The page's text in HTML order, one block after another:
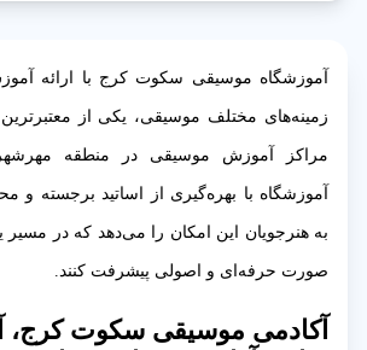
آموزشگاه موسیقی سکوت کرج با ارائه
زمینه‌های مختلف موسیقی، یکی از
مراکز آموزش موسیقی در منطقه
آموزشگاه با بهره‌گیری از اساتید برجسته و
به هنرجویان این امکان را می‌دهد که در مسیر
صورت حرفه‌ای و اصولی پیشرفت کنند.
آکادمی موسیقی سکوت کرج،